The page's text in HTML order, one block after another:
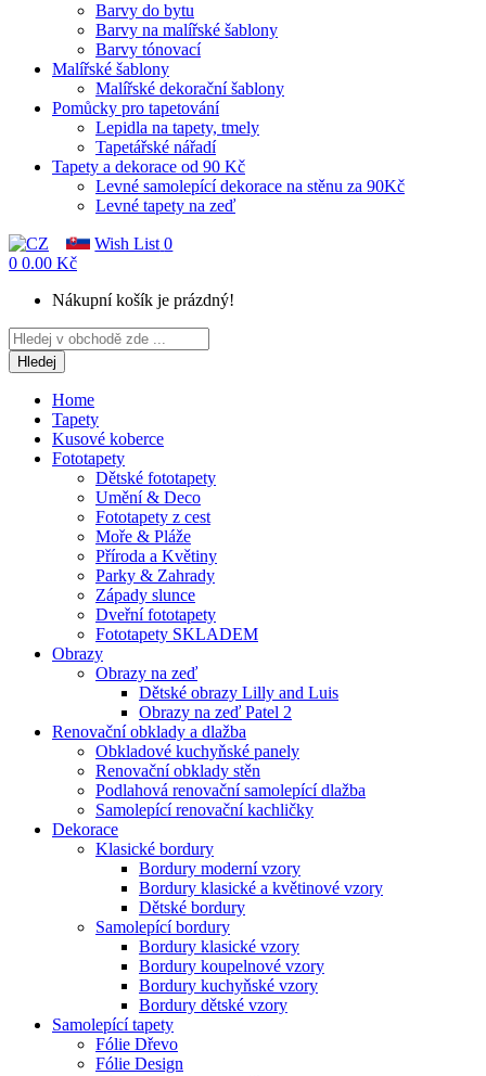
Barvy do bytu
Barvy na malířské šablony
Barvy tónovací
Malířské šablony
Malířské dekorační šablony
Pomůcky pro tapetování
Lepidla na tapety, tmely
Tapetářské nářadí
Tapety a dekorace od 90 Kč
Levné samolepící dekorace na stěnu za 90Kč
Levné tapety na zeď
Wish List 0
0 0.00 Kč
Nákupní košík je prázdný!
Hledej
Home
Tapety
Kusové koberce
Fototapety
Dětské fototapety
Umění & Deco
Fototapety z cest
Moře & Pláže
Příroda a Květiny
Parky & Zahrady
Západy slunce
Dveřní fototapety
Fototapety SKLADEM
Obrazy
Obrazy na zeď
Dětské obrazy Lilly and Luis
Obrazy na zeď Patel 2
Renovační obklady a dlažba
Obkladové kuchyňské panely
Renovační obklady stěn
Podlahová renovační samolepící dlažba
Samolepící renovační kachličky
Dekorace
Klasické bordury
Bordury moderní vzory
Bordury klasické a květinové vzory
Dětské bordury
Samolepící bordury
Bordury klasické vzory
Bordury koupelnové vzory
Bordury kuchyňské vzory
Bordury dětské vzory
Samolepící tapety
Fólie Dřevo
Fólie Design